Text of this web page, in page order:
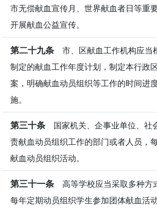
市无偿献血宣传月、世界献血者日等重
开展献血公益宣传。
第二十九条 市、区献血工作机构应当
制定的献血工作年度计划，制定本行政
案，明确献血动员组织等工作的时间进
施。
第三十条 国家机关、企事业单位、社
责献血动员组织工作的部门或者人员，
献血动员组织活动。
第三十一条 高等学校应当采取多种方
每年定期动员组织学生参加团体献血活